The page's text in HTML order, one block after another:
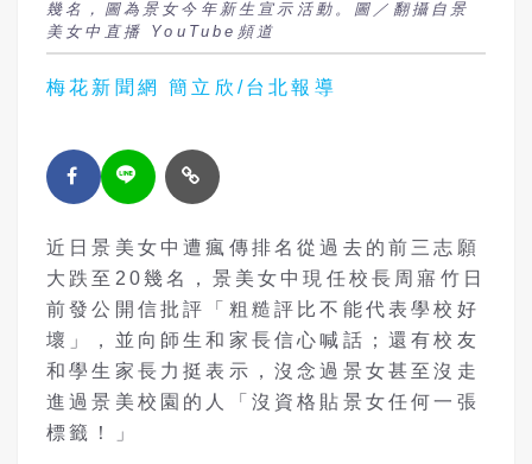
幾名，圖為景女今年新生宣示活動。圖／翻攝自景
美女中直播 YouTube頻道
梅花新聞網 簡立欣/台北報導
近日景美女中遭瘋傳排名從過去的前三志願
大跌至20幾名，景美女中現任校長周寤竹日
前發公開信批評「粗糙評比不能代表學校好
壞」，並向師生和家長信心喊話；還有校友
和學生家長力挺表示，沒念過景女甚至沒走
進過景美校園的人「沒資格貼景女任何一張
標籤！」